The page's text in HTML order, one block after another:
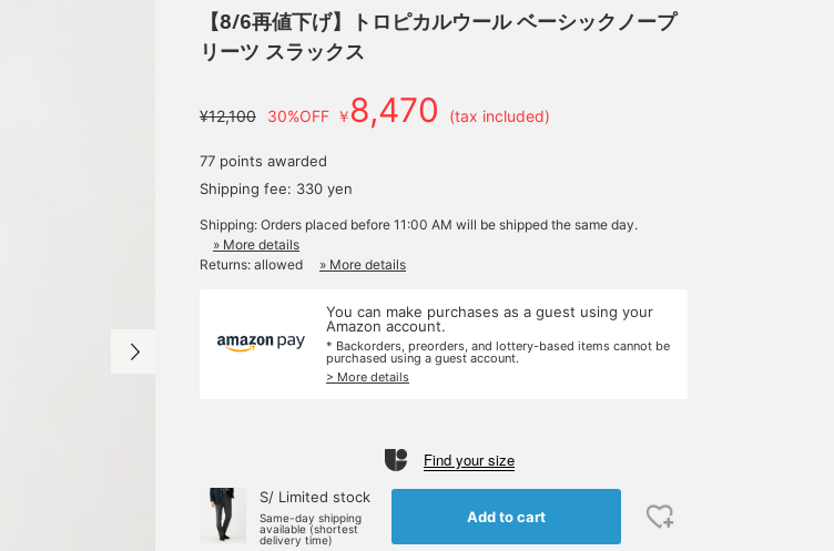
【8/6再値下げ】トロピカルウール ベーシックノープ
リーツ スラックス
¥12,100 30%OFF ￥8,470 (tax included)
77 points awarded
Shipping fee: 330 yen
Shipping: Orders placed before 11:00 AM will be shipped the same day.
» More details
Returns: allowed
» More details
You can make purchases as a guest using your
Amazon account.
* Backorders, preorders, and lottery-based items cannot be
purchased using a guest account.
> More details
Find your size
S/ Limited stock
Same-day shipping
available (shortest
delivery time)
Add to cart